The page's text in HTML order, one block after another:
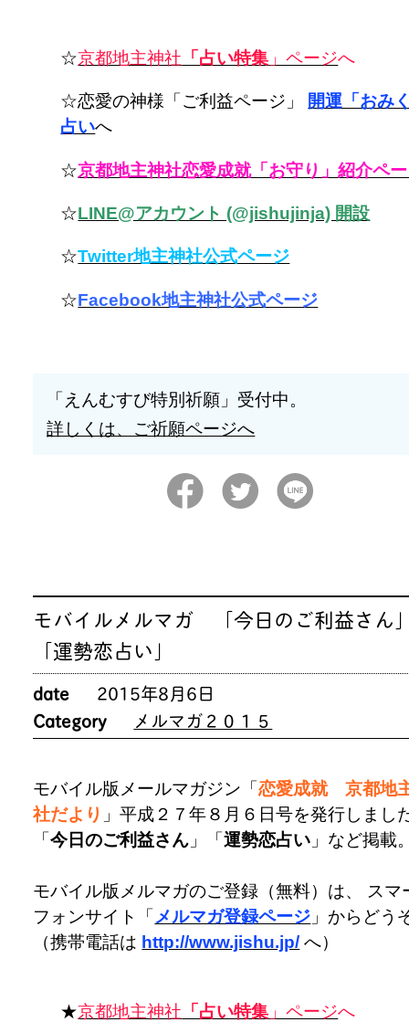
☆京都地主神社 「占い特集 」ページへ
☆恋愛の神様「ご利益ページ」
開運「おみ
占いへ
☆京都地主神社恋愛成就「お守り」紹介ペ
☆LINE@アカウント (@jishujinja) 開設
☆Twitter地主神社公式ページ
☆Facebook地主神社公式ページ
「えんむすび特別祈願」受付中。
詳しくは、ご祈願ページへ
モバイルメルマガ 「今日のご利益さん
「運勢恋占い」
date
2015年8月6日
Category
メルマガ２０１５
モバイル版メールマガジン「恋愛成就 京都地
社だより 」平成２７年８月６日号を発行しまし
「今日のご利益さん 」「運勢恋占い 」など掲載
モバイル版メルマガのご登録（無料）は、 スマ
フォンサイト「メルマガ登録ページ 」からどう
（携帯電話は http://www.jishu.jp/ へ）
★京都地主神社 「占い特集 」ページへ